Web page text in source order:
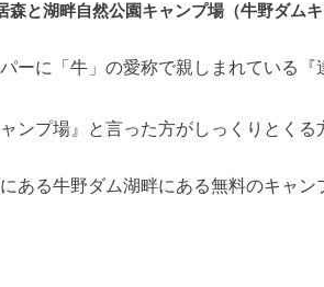
森と湖畔自然公園キャンプ場（牛野ダムキ
ーに「牛」の愛称で親しまれている
ャンプ場』と言った方がしっくりとくる
ある牛野ダム湖畔にある無料のキャン